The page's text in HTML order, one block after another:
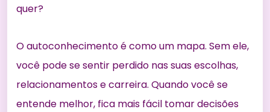
quer?
O autoconhecimento é como um mapa. Sem ele,
você pode se sentir perdido nas suas escolhas,
relacionamentos e carreira. Quando você se
entende melhor, fica mais fácil tomar decisões